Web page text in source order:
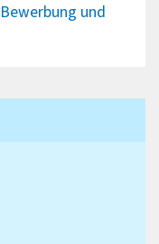
Bewerbung und